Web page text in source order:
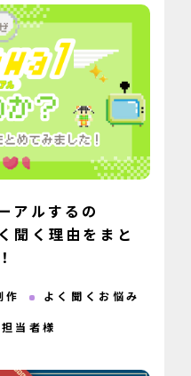
アルするの
聞く理由をまと
作 よく聞くお悩み
当者様